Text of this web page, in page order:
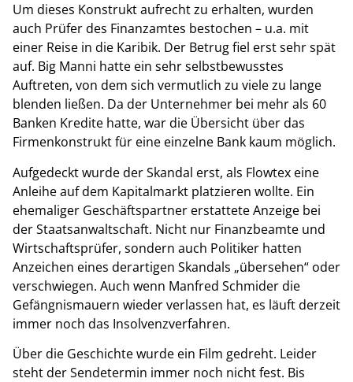
Um dieses Konstrukt aufrecht zu erhalten, wurden
auch Prüfer des Finanzamtes bestochen – u.a. mit
einer Reise in die Karibik. Der Betrug fiel erst sehr spät
auf. Big Manni hatte ein sehr selbstbewusstes
Auftreten, von dem sich vermutlich zu viele zu lange
blenden ließen. Da der Unternehmer bei mehr als 60
Banken Kredite hatte, war die Übersicht über das
Firmenkonstrukt für eine einzelne Bank kaum möglich.
Aufgedeckt wurde der Skandal erst, als Flowtex eine
Anleihe auf dem Kapitalmarkt platzieren wollte. Ein
ehemaliger Geschäftspartner erstattete Anzeige bei
der Staatsanwaltschaft. Nicht nur Finanzbeamte und
Wirtschaftsprüfer, sondern auch Politiker hatten
Anzeichen eines derartigen Skandals „übersehen“ oder
verschwiegen. Auch wenn Manfred Schmider die
Gefängnismauern wieder verlassen hat, es läuft derzeit
immer noch das Insolvenzverfahren.
Über die Geschichte wurde ein Film gedreht. Leider
steht der Sendetermin immer noch nicht fest. Bis